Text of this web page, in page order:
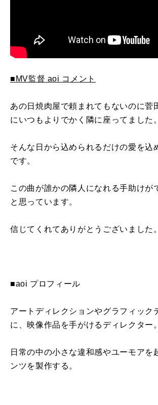
■ MV監督 aoi コメント
あの日焼肉屋で頼まれて も ないのに菅
にいつ も よりでかく隣に座ってました。
そんな日 から込められるだけの愛を込
です。
この曲 が誰かの隣人になれる手助けが
と思っています。
信じてくれてありがとうございました。
■aoi プロフィール
アートディレクションやグラフィック
に、映像作品を手がけるディレクター。
日常の中の小さな違和感やユーモアを
ンツを製作する。